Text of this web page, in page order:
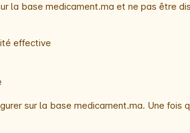
la base medicament.ma et ne pas être
effective
sur la base medicament.ma. Une fois